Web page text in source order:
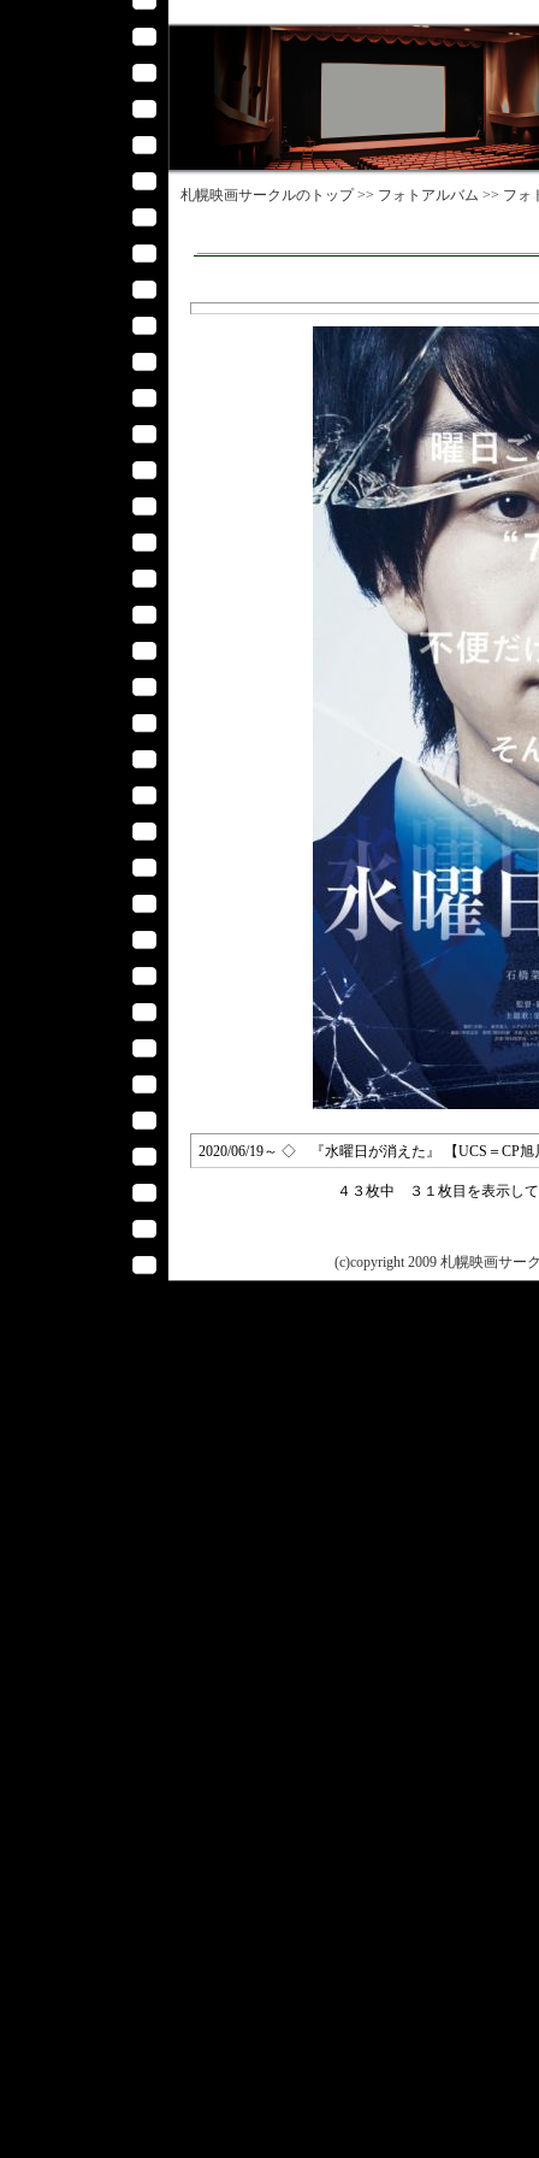
札幌映画サークルのトップ >> フォトアルバム >> フォ
2020/06/19～ ◇ 『水曜日が消えた』 【UCS＝CP
４３枚中 ３１枚目を表示し
(c)copyright 2009 札幌映画サー